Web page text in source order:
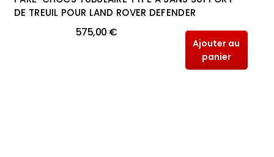
DE TREUIL POUR LAND ROVER DEFENDER
575,00 €
Ajouter au
panier